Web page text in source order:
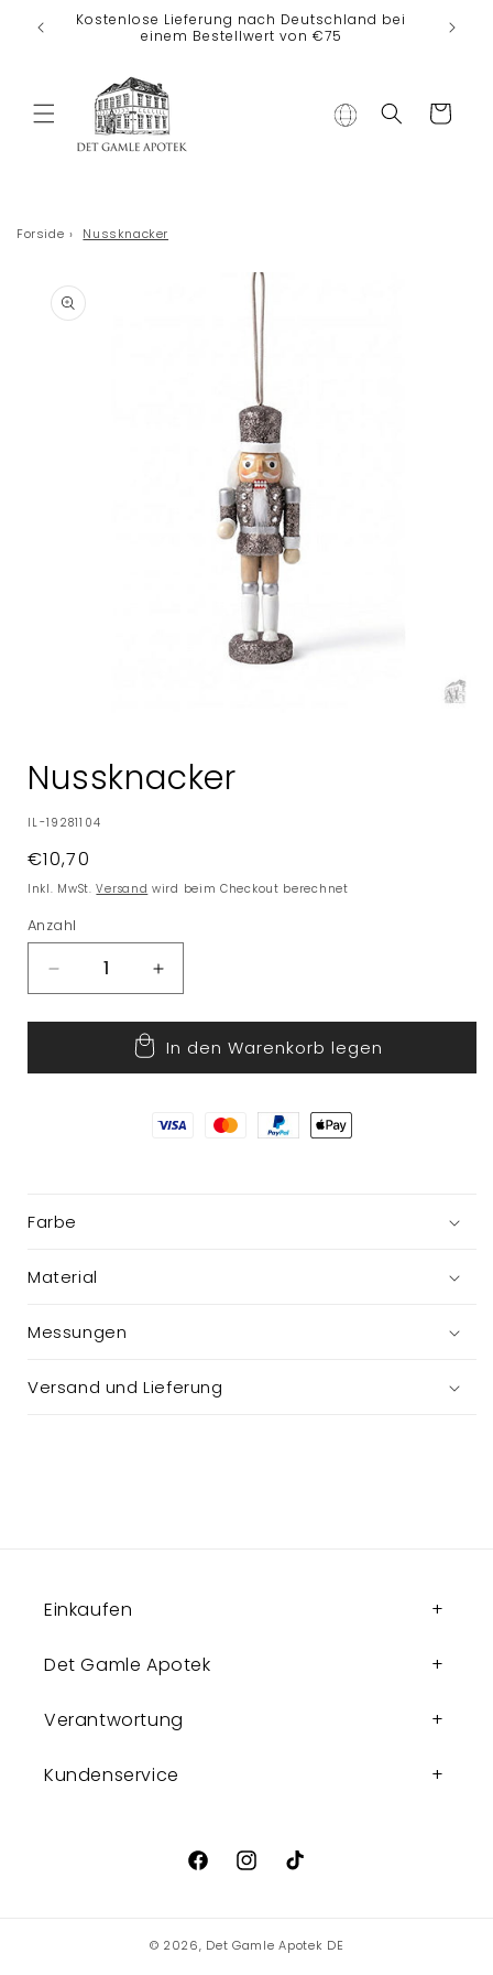
Direkt zum
Inhalt
Kostenlose Lieferung nach Deutschland bei
einem Bestellwert von €75
Warenkorb
Forside › Nussknacker
Modal
öffnen
Nussknacker
SKU:
IL-19281104
Normaler
Preis
€10,70
Inkl. MwSt.Versand wird beim Checkout berechnet
Anzahl
Verringere
die
Menge
Nussknacker
Erhöhe
die
Menge
für
Nussknacker
In den Warenkorb legen
Farbe
Material
Messungen
Versand und Lieferung
Einkaufen
Det Gamle Apotek
Verantwortung
Kundenservice
FacebookInstagram
TikTok
© 2026, Det Gamle Apotek DE